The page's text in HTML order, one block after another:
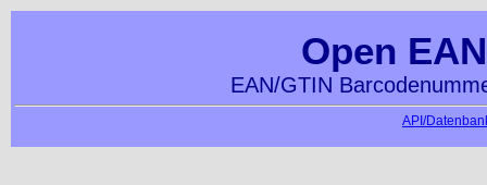
Open
EAN/GTIN
API/